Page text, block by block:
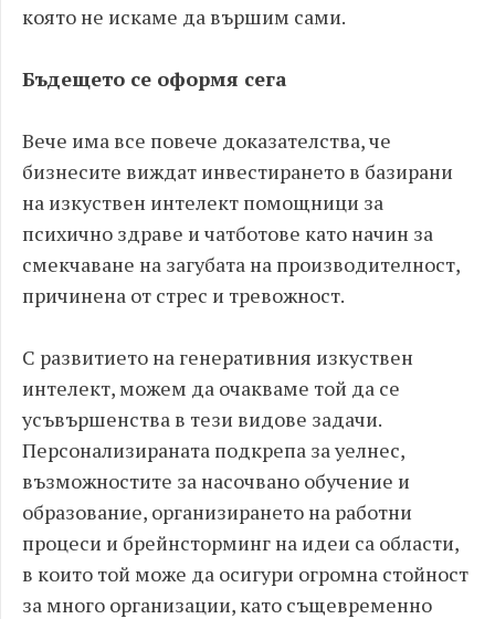
която не искаме да вършим сами.
Бъдещето се оформя сега
Вече има все повече доказателства, че
бизнесите виждат инвестирането в базирани
на изкуствен интелект помощници за
психично здраве и чатботове като начин за
смекчаване на загубата на производителност,
причинена от стрес и тревожност.
С развитието на генеративния изкуствен
интелект, можем да очакваме той да се
усъвършенства в тези видове задачи.
Персонализираната подкрепа за уелнес,
възможностите за насочвано обучение и
образование, организирането на работни
процеси и брейнсторминг на идеи са области,
в които той може да осигури огромна стойност
за много организации, като същевременно